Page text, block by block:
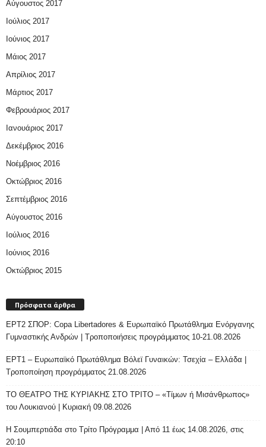
Αύγουστος 2017
Ιούλιος 2017
Ιούνιος 2017
Μάιος 2017
Απρίλιος 2017
Μάρτιος 2017
Φεβρουάριος 2017
Ιανουάριος 2017
Δεκέμβριος 2016
Νοέμβριος 2016
Οκτώβριος 2016
Σεπτέμβριος 2016
Αύγουστος 2016
Ιούλιος 2016
Ιούνιος 2016
Οκτώβριος 2015
Πρόσφατα άρθρα
ΕΡΤ2 ΣΠΟΡ: Copa Libertadores & Ευρωπαϊκό Πρωτάθλημα Ενόργανης
Γυμναστικής Ανδρών | Τροποποιήσεις προγράμματος 10-21.08.2026
ΕΡΤ1 – Ευρωπαϊκό Πρωτάθλημα Βόλεϊ Γυναικών: Τσεχία – Ελλάδα |
Τροποποίηση προγράμματος 21.08.2026
ΤΟ ΘΕΑΤΡΟ ΤΗΣ ΚΥΡΙΑΚΗΣ ΣΤΟ ΤΡΙΤΟ – «Τίμων ή Μισάνθρωπος»
του Λουκιανού | Κυριακή 09.08.2026
H Σουμπερτιάδα στο Τρίτο Πρόγραμμα | Από 11 έως 14.08.2026, στις
20:10